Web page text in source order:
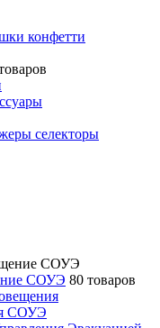
конфетти
селекторы
СОУЭ 80 товаров
СОУЭ